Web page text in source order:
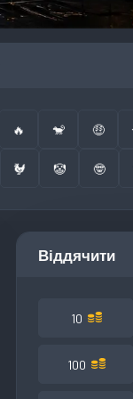
🔥 🐒 🤑
🐓 🤡 🤓
Віддячити
10
100